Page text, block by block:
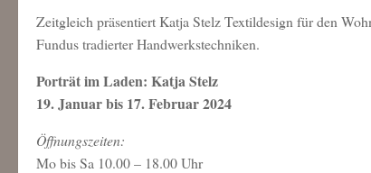
Zeitgleich präsentiert Katja Stelz Textildesign für den
Fundus tradierter Handwerkstechniken.
Porträt im Laden: Katja Stelz
19. Januar bis 17. Februar 2024
Öffnungszeiten:
Mo bis Sa 10.00 – 18.00 Uhr